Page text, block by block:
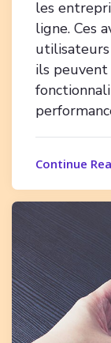
les
ligne. Ces
utilisateurs
ils peuvent
Continue